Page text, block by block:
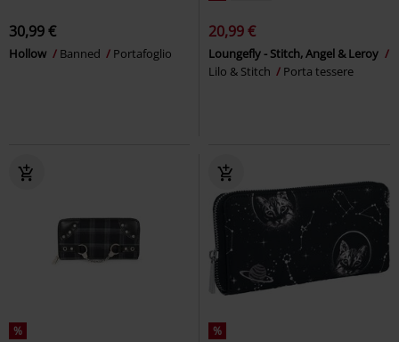
30,99 €
Hollow Banned Portafoglio
20,99 €
Loungefly - Stitch, Angel & Leroy
Lilo & Stitch
Porta tessere
% %